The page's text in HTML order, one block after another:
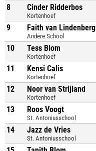
8 Cinder Ridderbos
Kortenhoef
9 Faith van Lindenberg
Andere School
10 Tess Blom
Kortenhoef
11 Kensi Calis
Kortenhoef
12 Noor van Strijland
Kortenhoef
13 Roos Voogt
St. Antoniusschool
14 Jazz de Vries
St. Antoniusschool